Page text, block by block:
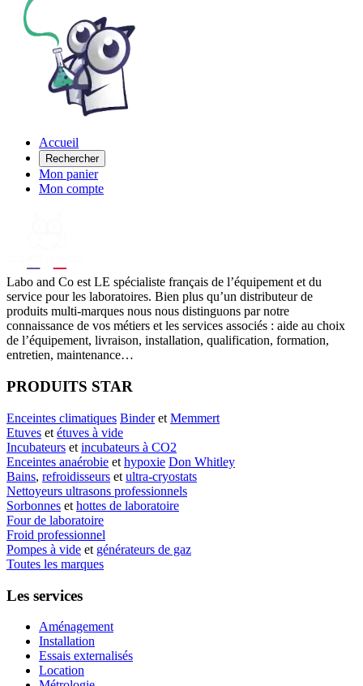
Accueil
Rechercher
Mon panier
Mon compte
Labo and Co est LE spécialiste français de l’équipement et du
service pour les laboratoires. Bien plus qu’un distributeur de
produits multi-marques nous nous distinguons par notre
connaissance de vos métiers et les services associés : aide au choix
de l’équipement, livraison, installation, qualification, formation,
entretien, maintenance…
PRODUITS STAR
Enceintes climatiques Binderet Memmert
Etuves et étuves à vide
Incubateurs et incubateurs à CO2
Enceintes anaérobie et hypoxie Don Whitley
Bains, refroidisseurs et ultra-cryostats
Nettoyeurs ultrasons professionnels
Sorbonnes et hottes de laboratoire
Four de laboratoire
Froid professionnel
Pompes à vide et générateurs de gaz
Toutes les marques
Les services
Aménagement
Installation
Essais externalisés
Location